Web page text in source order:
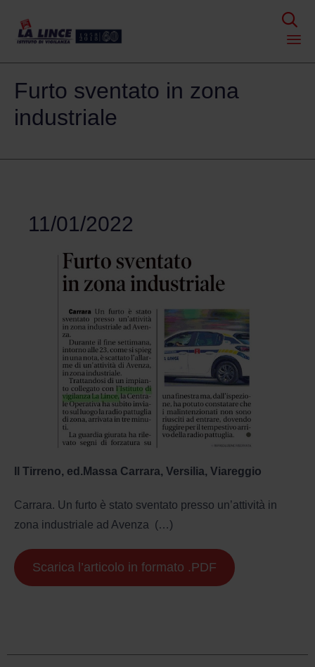

to
Furto sventato in zona
industriale
11/01/2022
Il Tirreno, ed.Massa Carrara, Versilia, Viareggio
Carrara. Un furto è stato sventato presso un’attività in
zona industriale ad Avenza (…)
Scarica l’articolo in formato .PDF